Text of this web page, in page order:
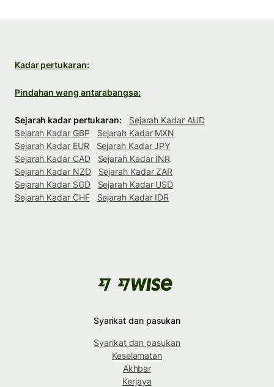
Kadar pertukaran:
Pindahan wang antarabangsa:
Sejarah kadar pertukaran:
Sejarah Kadar AUD
Sejarah Kadar GBP
Sejarah Kadar MXN
Sejarah Kadar EUR
Sejarah Kadar JPY
Sejarah Kadar CAD
Sejarah Kadar INR
Sejarah Kadar NZD
Sejarah Kadar ZAR
Sejarah Kadar SGD
Sejarah Kadar USD
Sejarah Kadar CHF
Sejarah Kadar IDR
Syarikat dan pasukan
Syarikat dan pasukan
Keselamatan
Akhbar
Kerjaya